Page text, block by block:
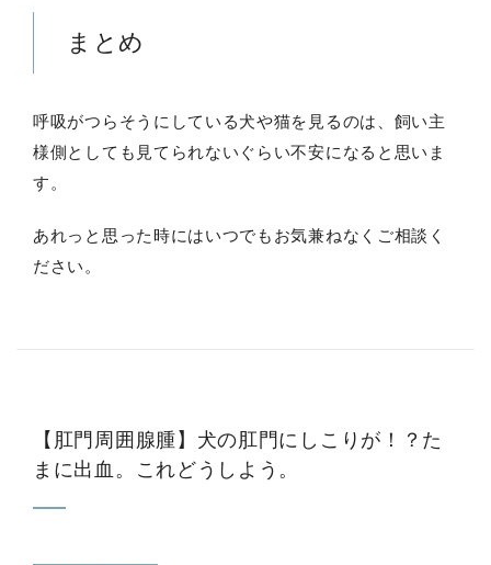
まとめ
呼吸がつらそうにしている犬や猫を見るのは、飼い主
様側としても見てられないぐらい不安になると思いま
す。
あれっと思った時にはいつでもお気兼ねなくご相談く
ださい。
【肛門周囲腺腫】犬の肛門にしこりが！？た
まに出血。これどうしよう。